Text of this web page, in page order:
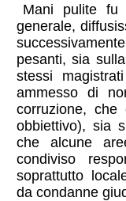
Mani pulite fu
generale,
pesanti, sia
stessi
ammesso di
corruzione, che
obbiettivo), sia
che alcune
condiviso
soprattutto
da condanne